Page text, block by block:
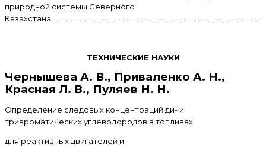
природной системы Северного
ТЕХНИЧЕСКИЕ НАУКИ
Чернышева А. В., Приваленко А. Н.,
Красная Л. В., Пуляев Н. Н.
Определение следовых концентраций ди- и
триароматических углеводородов в топливах
для реактивных двигателей и